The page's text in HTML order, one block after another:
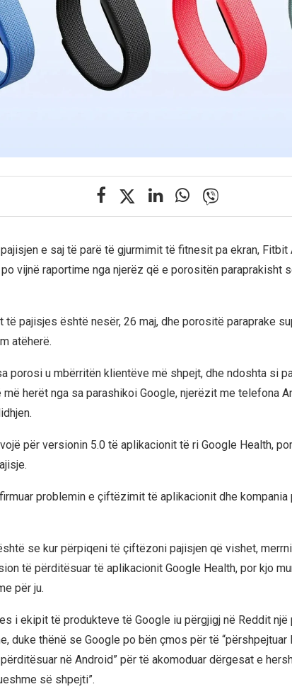
e saj të parë të gjurmimit të fitnesit pa ekran, Fitbit
po vijnë raportime nga njerëz që e porositën paraprakisht
të pajisjes është nesër, 26 maj, dhe porositë paraprake
atëherë.
porosi u mbërritën klientëve më shpejt, dhe ndoshta si
më herët nga sa parashikoi Google, njerëzit me telefona
për versionin 5.0 të aplikacionit të ri Google Health,
problemin e çiftëzimit të aplikacionit dhe kompania
se kur përpiqeni të çiftëzoni pajisjen që vishet,
të përditësuar të aplikacionit Google Health, por kjo
për ju.
i ekipit të produkteve të Google iu përgjigj në Reddit
duke thënë se Google po bën çmos për të “përshpejtuar
në Android” për të akomoduar dërgesat e
së shpejti”.